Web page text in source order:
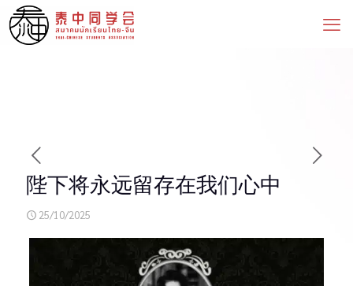
陛下将永远留存在我们心中
25/10/2025